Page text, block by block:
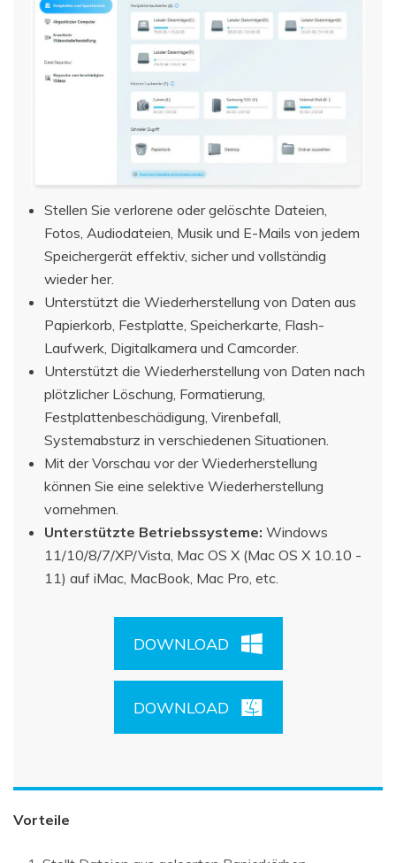
Stellen Sie verlorene oder gelöschte Dateien,
Fotos, Audiodateien, Musik und E-Mails von jedem
Speichergerät effektiv, sicher und vollständig
wieder her.
Unterstützt die Wiederherstellung von Daten aus
Papierkorb, Festplatte, Speicherkarte, Flash-
Laufwerk, Digitalkamera und Camcorder.
Unterstützt die Wiederherstellung von Daten nach
plötzlicher Löschung, Formatierung,
Festplattenbeschädigung, Virenbefall,
Systemabsturz in verschiedenen Situationen.
Mit der Vorschau vor der Wiederherstellung
können Sie eine selektive Wiederherstellung
vornehmen.
Unterstützte Betriebssysteme: Windows
11/10/8/7/XP/Vista, Mac OS X (Mac OS X 10.10 -
11) auf iMac, MacBook, Mac Pro, etc.
DOWNLOAD
DOWNLOAD
Vorteile